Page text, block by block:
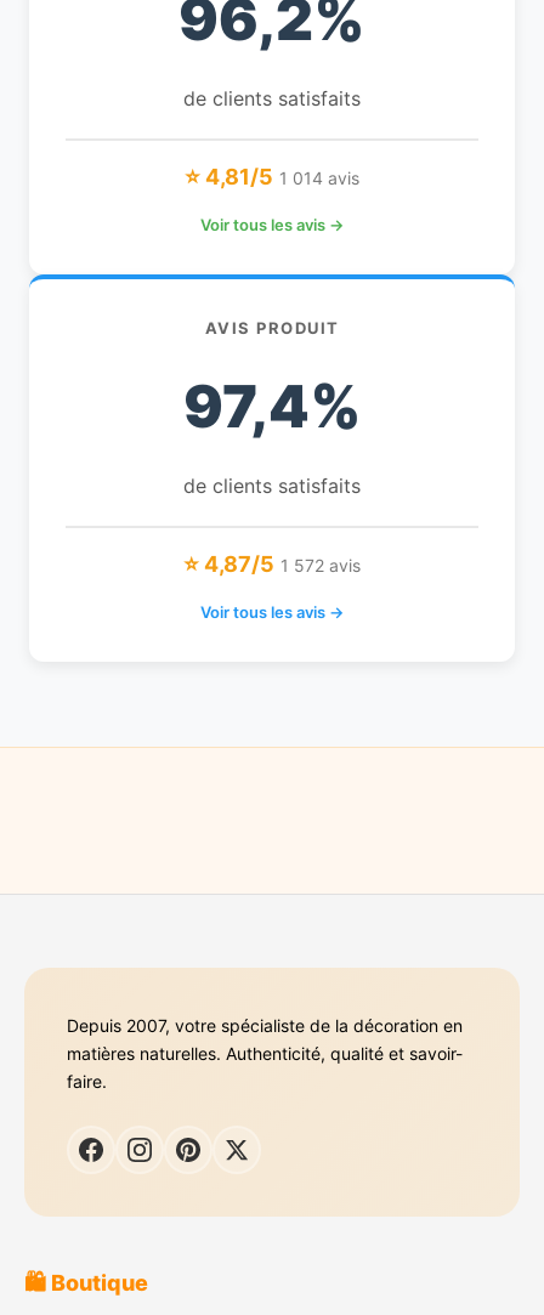
96,2%
de clients satisfaits
⭐ 4,81/5 1 014 avis
Voir tous les avis →
AVIS PRODUIT
97,4%
de clients satisfaits
⭐ 4,87/5 1 572 avis
Voir tous les avis →
Depuis 2007, votre spécialiste de la décoration en
matières naturelles. Authenticité, qualité et savoir-
faire.
🛍️ Boutique